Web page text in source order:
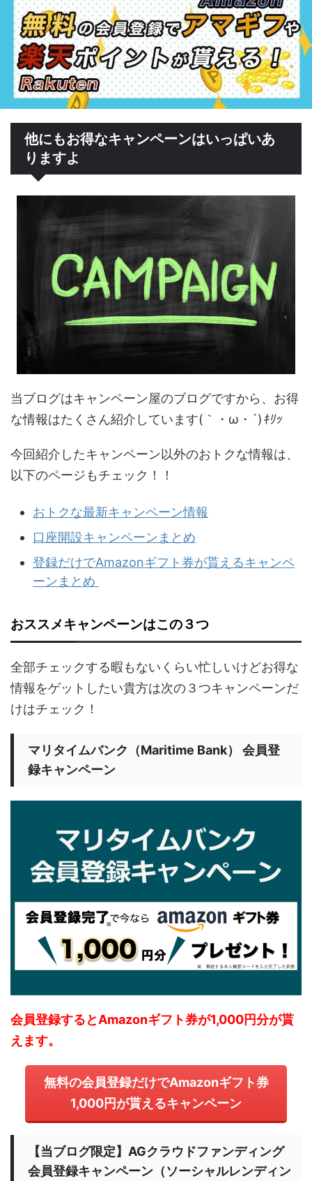
他にもお得なキャンペーンはいっぱいあ
りますよ
当ブログはキャンペーン屋のブログですから、お得
な情報はたくさん紹介しています(｀・ω・´)ｷﾘｯ
今回紹介したキャンペーン以外のおトクな情報は、
以下のページもチェック！！
おトクな最新キャンペーン情報
口座開設キャンペーンまとめ
登録だけでAmazonギフト券が貰えるキャンペ
ーンまとめ
おススメキャンペーンはこの３つ
全部チェックする暇もないくらい忙しいけどお得な
情報をゲットしたい貴方は次の３つキャンペーンだ
けはチェック！
マリタイムバンク（Maritime Bank） 会員登
録キャンペーン
会員登録するとAmazonギフト券が1,000円分が貰
えます。
無料の会員登録だけでAmazonギフト券
1,000円が貰えるキャンペーン
【当ブログ限定】AGクラウドファンディング
会員登録キャンペーン（ソーシャルレンディン